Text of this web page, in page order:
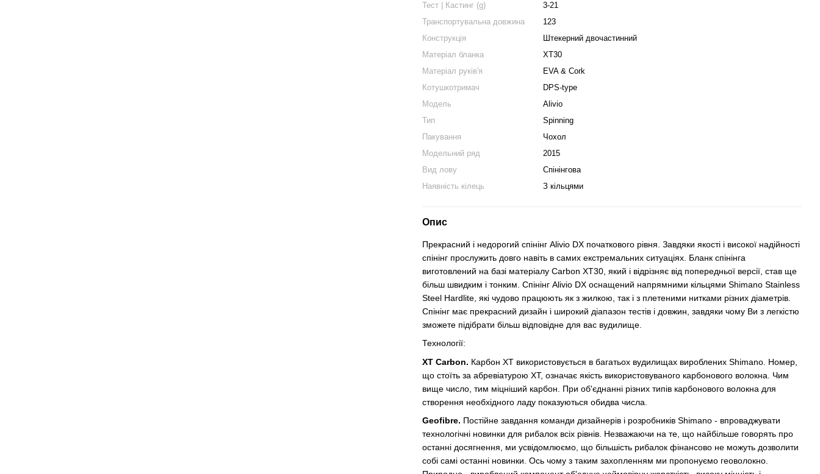
Тест | Кастинг (g)
3-21
Транспортувальна довжина
123
Конструкція
Штекерний двочастинний
Матеріал бланка
XT30
Матеріал руків'я
EVA & Cork
Котушкотримач
DPS-type
Модель
Alivio
Тип
Spinning
Пакування
Чохол
Модельний ряд
2015
Вид лову
Спінінгова
Наявність кілець
З кільцями
Опис
Прекрасний і недорогий спінінг Alivio DX початкового рівня. Завдяки якості і високої надійності
спінінг прослужить довго навіть в самих екстремальних ситуаціях. Бланк спінінга
виготовлений на базі матеріалу Carbon XT30, який і відрізняє від попередньої версії, став ще
більш швидким і тонким. Спінінг Alivio DX оснащений напрямними кільцями Shimano Stainless
Steel Hardlite, які чудово працюють як з жилкою, так і з плетеними нитками різних діаметрів.
Спінінг має прекрасний дизайн і широкий діапазон тестів і довжин, завдяки чому Ви з легкістю
зможете підібрати більш відповідне для вас вудилище.
Технології:
XT Carbon. Карбон XT використовується в багатьох вудилищах вироблених Shimano. Номер,
що стоїть за абревіатурою XT, означає якість використовуваного карбонового волокна. Чим
вище число, тим міцніший карбон. При об'єднанні різних типів карбонового волокна для
створення необхідного ладу показуються обидва числа.
Geofibre. Постійне завдання команди дизайнерів і розробників Shimano - впроваджувати
технологічні новинки для рибалок всіх рівнів. Незважаючи на те, що найбільше говорять про
останні досягнення, ми усвідомлюємо, що більшість рибалок фінансово не можуть дозволити
собі самі останні новинки. Ось чому з таким захопленням ми пропонуємо геоволокно.